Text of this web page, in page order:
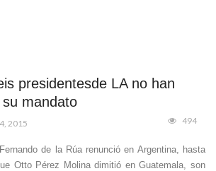
presidentesde LA no han
mandato
2015 494
de la Rúa renunció en Argentina, hasta
Otto Pérez Molina dimitió en Guatemala, son